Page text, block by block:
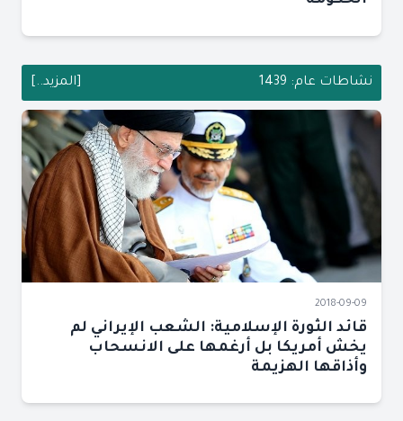
نشاطات عام: 1439 [المزيد..]
2018-09-09
قائد الثورة الإسلامية: الشعب الإيراني لم
يخش أمريكا بل أرغمها على الانسحاب
وأذاقها الهزيمة